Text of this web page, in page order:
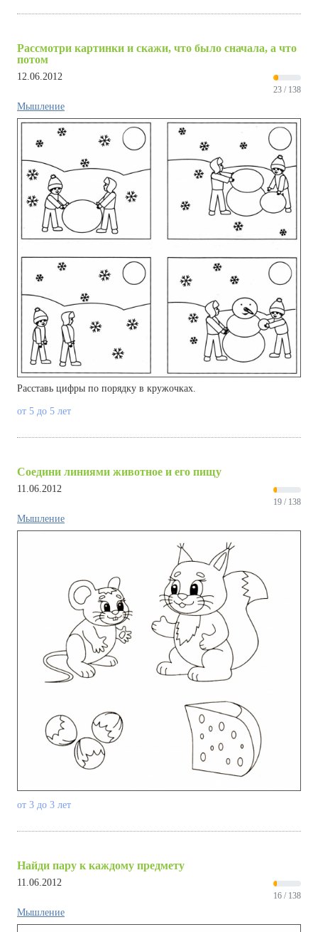
Рассмотри картинки и скажи, что было сначала, а что
потом
12.06.2012
23 / 138
Мышление
Расставь цифры по порядку в кружочках.
от 5 до 5 лет
Соедини линиями животное и его пищу
11.06.2012
19 / 138
Мышление
от 3 до 3 лет
Найди пару к каждому предмету
11.06.2012
16 / 138
Мышление